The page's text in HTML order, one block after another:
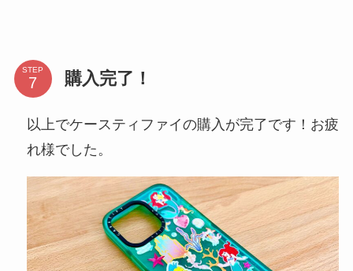
STEP 購入完了！
以上でケースティファイの購入が完了です！お疲
れ様でした。